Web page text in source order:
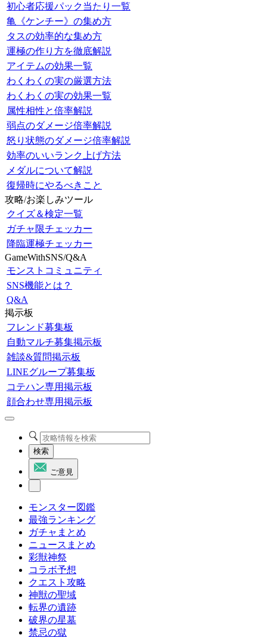
初心者応援パック当たり一覧
亀《ケンチー》の集め方
タスの効率的な集め方
運極の作り方を徹底解説
アイテムの効果一覧
わくわくの実の厳選方法
わくわくの実の効果一覧
属性相性と倍率解説
弱点のダメージ倍率解説
怒り状態のダメージ倍率解説
効率のいいランク上げ方法
メダルについて解説
復帰時にやるべきこと
攻略/お楽しみツール
クイズ＆検定一覧
ガチャ限チェッカー
降臨運極チェッカー
GameWithSNS/Q&A
モンストコミュニティ
SNS機能とは？
Q&A
掲示板
フレンド募集板
自動マルチ募集掲示板
雑談&質問掲示板
LINEグループ募集板
コテハン専用掲示板
顔合わせ専用掲示板
検索
ご意見
モンスター図鑑
最強ランキング
ガチャまとめ
ニュースまとめ
彩獣神祭
コラボ予想
クエスト攻略
神獣の聖域
転界の遺跡
破界の星墓
禁忌の獄